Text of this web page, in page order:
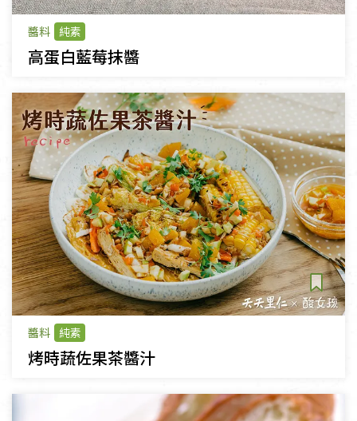
醬料 純素
高蛋白藍莓抹醬
醬料 純素
烤時蔬佐果茶醬汁